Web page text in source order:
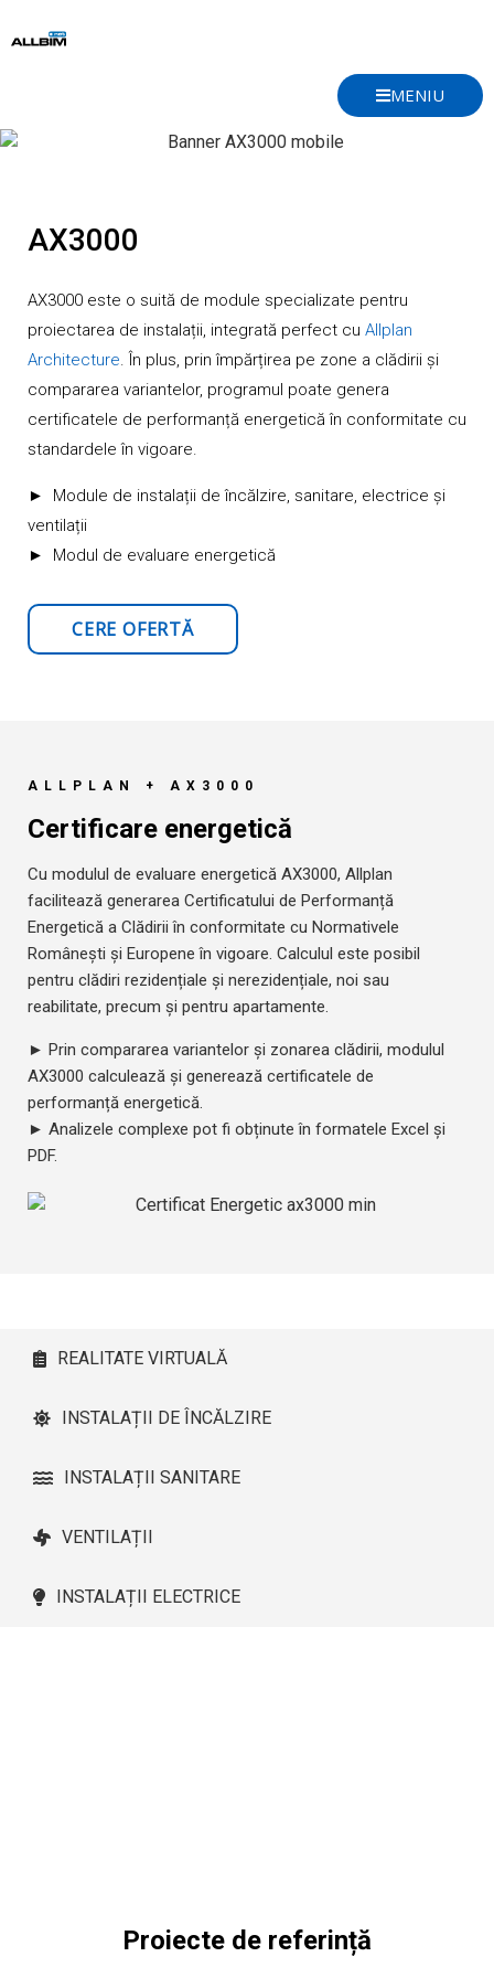
to
MENIU
AX3000
AX3000 este o suită de module specializate pentru
proiectarea de instalații, integrată perfect cu Allplan
Architecture. În plus, prin împărțirea pe zone a clădirii și
compararea variantelor, programul poate genera
certificatele de performanță energetică în conformitate cu
standardele în vigoare.
► Module de instalații de încălzire, sanitare, electrice și
ventilații
► Modul de evaluare energetică
CERE OFERTĂ
ALLPLAN + AX3000
Certificare energetică
Cu modulul de evaluare energetică AX3000, Allplan
facilitează generarea Certificatului de Performanță
Energetică a Clădirii în conformitate cu Normativele
Românești și Europene în vigoare. Calculul este posibil
pentru clădiri rezidențiale și nerezidențiale, noi sau
reabilitate, precum și pentru apartamente.
► Prin compararea variantelor și zonarea clădirii, modulul
AX3000 calculează și generează certificatele de
performanță energetică.
► Analizele complexe pot fi obținute în formatele Excel și
PDF.
REALITATE VIRTUALĂ
INSTALAȚII DE ÎNCĂLZIRE
INSTALAȚII SANITARE
VENTILAȚII
INSTALAȚII ELECTRICE
Proiecte de referință